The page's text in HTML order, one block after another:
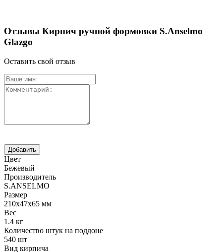
Отзывы Кирпич ручной формовки S.Anselmo
Glazgo
Оставить свой отзыв
Цвет
Бежевый
Производитель
S.ANSELMO
Размер
210х47х65 мм
Вес
1.4 кг
Количество штук на поддоне
540 шт
Вид кирпича